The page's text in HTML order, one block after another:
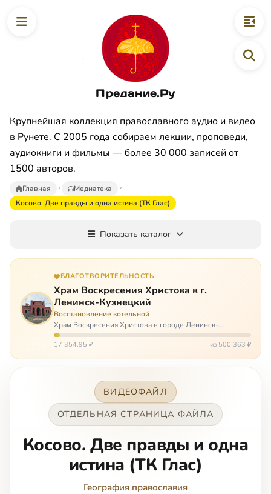
Предание.Ру
Крупнейшая коллекция православного аудио и видео
в Рунете. С 2005 года собираем лекции, проповеди,
аудиокниги и фильмы — более 30 000 записей от
1500 авторов.
Главная
Медиатека
Косово. Две правды и одна истина (ТК Глас)
Показать каталог
БЛАГОТВОРИТЕЛЬНОСТЬ
Храм Воскресения Христова в г.
Ленинск-Кузнецкий
Восстановление котельной
Храм Воскресения Христова в городе Ленинск-
Кузнецкий в Кемеровской области – совсем новый, он
открылся всего 20 назад. И сейчас храм может вообще
17 354,95 ₽ из 500 363 ₽
ВИДЕОФАЙЛ
ОТДЕЛЬНАЯ СТРАНИЦА ФАЙЛА
Косово. Две правды и одна
истина (ТК Глас)
География православия